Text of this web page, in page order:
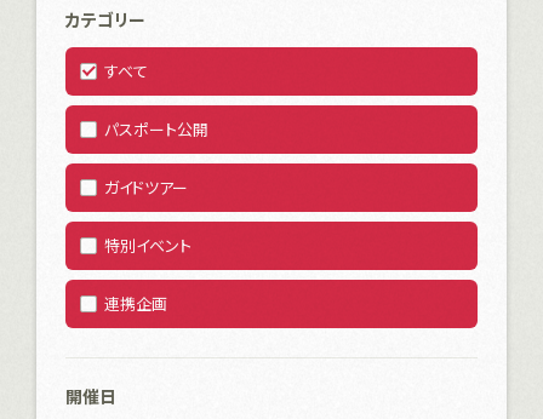
カテゴリー
すべて
パスポート公開
ガイドツアー
特別イベント
連携企画
開催日